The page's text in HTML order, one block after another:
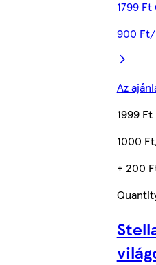
1799
900
Az
1999 Ft
1000
+ 200